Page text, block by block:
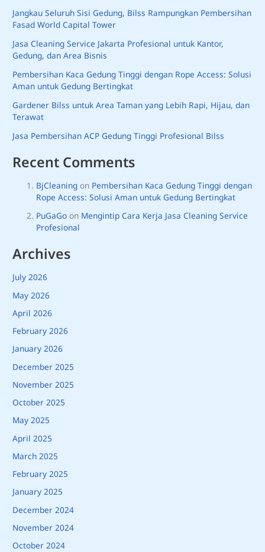
Jangkau Seluruh Sisi Gedung, Bilss Rampungkan Pembersihan
Fasad World Capital Tower
Jasa Cleaning Service Jakarta Profesional untuk Kantor,
Gedung, dan Area Bisnis
Pembersihan Kaca Gedung Tinggi dengan Rope Access: Solusi
Aman untuk Gedung Bertingkat
Gardener Bilss untuk Area Taman yang Lebih Rapi, Hijau, dan
Terawat
Jasa Pembersihan ACP Gedung Tinggi Profesional Bilss
Recent Comments
BjCleaning on Pembersihan Kaca Gedung Tinggi dengan
Rope Access: Solusi Aman untuk Gedung Bertingkat
PuGaGo on Mengintip Cara Kerja Jasa Cleaning Service
Profesional
Archives
July 2026
May 2026
April 2026
February 2026
January 2026
December 2025
November 2025
October 2025
May 2025
April 2025
March 2025
February 2025
January 2025
December 2024
November 2024
October 2024